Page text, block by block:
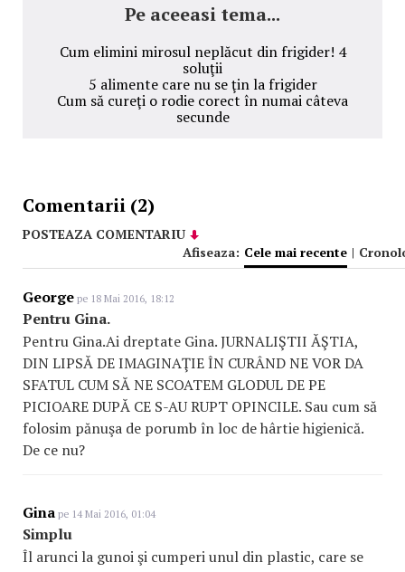
Pe aceeasi tema...
Cum elimini mirosul neplăcut din frigider! 4
soluţii
5 alimente care nu se ţin la frigider
Cum să cureţi o rodie corect în numai câteva
secunde
Comentarii (2)
POSTEAZA COMENTARIU
Afiseaza: Cele mai recente |
George pe 18 Mai 2016, 18:12
Pentru Gina.
Pentru Gina.Ai dreptate Gina. JURNALIŞTII ĂŞTIA,
DIN LIPSĂ DE IMAGINAŢIE ÎN CURÂND NE VOR DA
SFATUL CUM SĂ NE SCOATEM GLODUL DE PE
PICIOARE DUPĂ CE S-AU RUPT OPINCILE. Sau cum să
folosim pănuşa de porumb în loc de hârtie higienică.
De ce nu?
Gina pe 14 Mai 2016, 01:04
Simplu
Îl arunci la gunoi şi cumperi unul din plastic, care se